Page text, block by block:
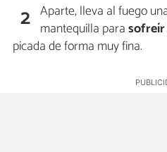
2 Aparte, lleva al fuego
mantequilla para
picada de forma muy fina.